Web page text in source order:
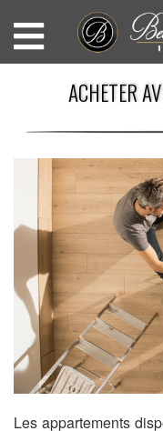
ACHETER
Les appartements